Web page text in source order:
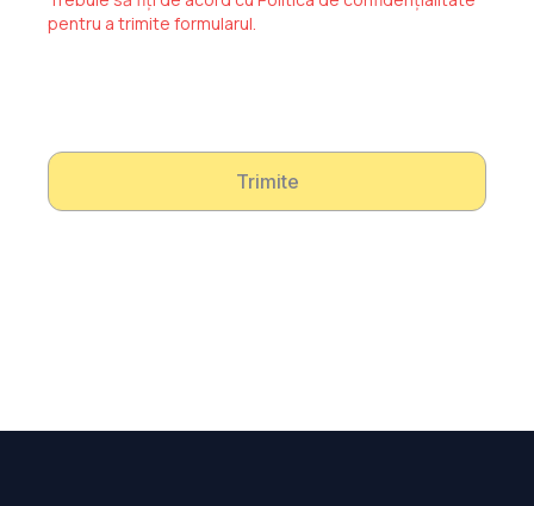
pentru a trimite formularul.
Trimite